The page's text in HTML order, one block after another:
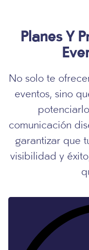
Planes Y
No solo te
eventos, sino
comunicación
garantizar que
visibilidad y